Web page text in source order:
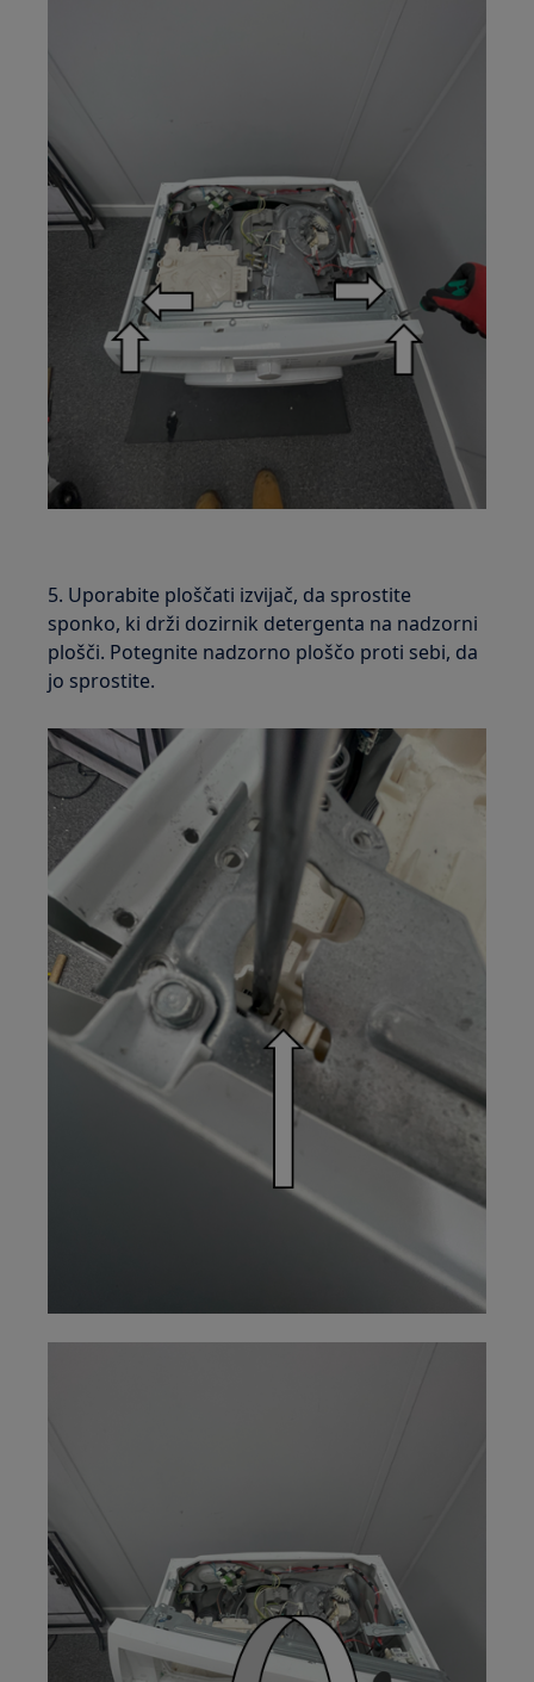
5. Uporabite ploščati izvijač, da sprostite
sponko, ki drži dozirnik detergenta na nadzorni
plošči. Potegnite nadzorno ploščo proti sebi, da
jo sprostite.